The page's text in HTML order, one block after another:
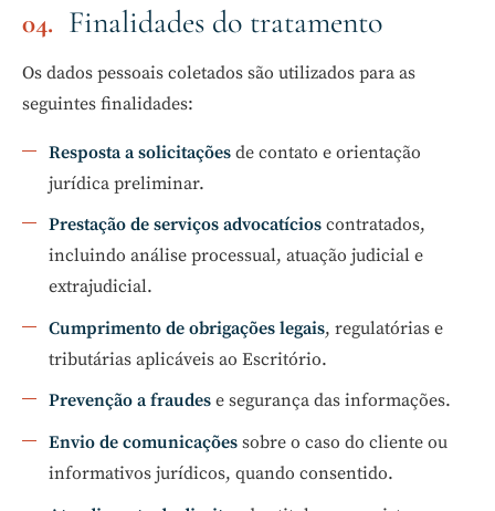
Finalidades do tratamento
Os dados pessoais coletados são utilizados para as
seguintes finalidades:
Resposta a solicitações de contato e orientação
jurídica preliminar.
Prestação de serviços advocatícios contratados,
incluindo análise processual, atuação judicial e
extrajudicial.
Cumprimento de obrigações legais, regulatórias e
tributárias aplicáveis ao Escritório.
Prevenção a fraudes e segurança das informações.
Envio de comunicações sobre o caso do cliente ou
informativos jurídicos, quando consentido.